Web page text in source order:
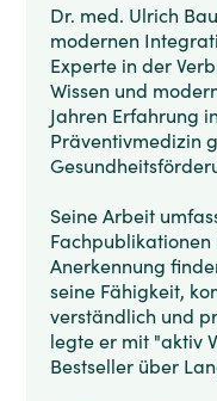
Dr. med. Ulrich
modernen
Experte in der
Wissen und
Jahren Erfahrung
Präventivmedizin
Seine Arbeit
Anerkennung
seine Fähigkeit,
verständlich und
legte er mit "aktiv
Bestseller über